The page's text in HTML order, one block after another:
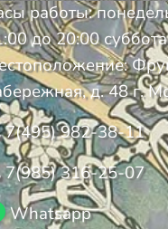
работы:
до 20:00
д. 48 г.
7(495) 982-38-11
7(985) 316-25-07
Whatsapp